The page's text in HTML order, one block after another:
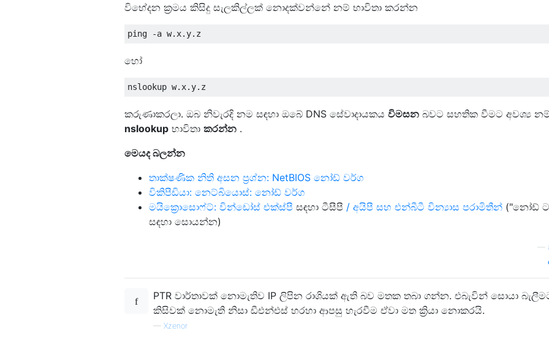
විභේදන ක්‍රමය කිසිදු සැලකිල්ලක් නොදක්වන්නේ නම් භාවිතා කරන්න
හෝ
කරුණාකරලා. ඔබ නිවැරදි නම සඳහා ඔබේ DNS සේවාදායකය විමසන බවට සහතික වීමට අවශ්‍ය
nslookup භාවිතා කරන්න .
මෙයද බලන්න
තාක්ෂණික නිති අසන ප්‍රශ්න: NetBIOS නෝඩ් වර්ග
විකිපීඩියා: නෙට්බියොස්: නෝඩ් වර්ග
මයික්‍රොසොෆ්ට්: වින්ඩෝස් එක්ස්පී සඳහා ටීසීපී / අයිපී සහ එන්බීටී වින්‍යාස පරාමිතීන් ("නෝඩ්
සඳහා සොයන්න)
PTR වාර්තාවක් නොමැතිව IP ලිපින රාශියක් ඇති බව මතක තබා ගන්න. එබැවින් සොයා
කිසිවක් නොමැති නිසා ඩීඑන්එස් හරහා ආපසු හැරවීම ඒවා මත ක්‍රියා නොකරයි.
— Xzenor